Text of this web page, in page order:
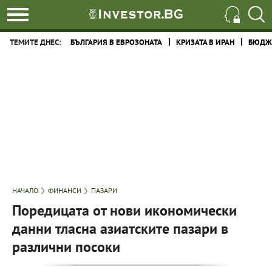
ТЕМИТЕ ДНЕС: БЪЛГАРИЯ В ЕВРОЗОНАТА КРИЗАТА В ИРАН
НАЧАЛО ФИНАНСИ ПАЗАРИ
Поредицата от нови икономически
данни тласна азиатските пазари в
различни посоки